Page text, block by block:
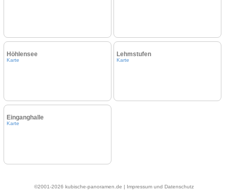
Höhlensee
Karte
Lehmstufen
Karte
Einganghalle
Karte
©2001-2026 kubische-panoramen.de | Impressum und Datenschutz